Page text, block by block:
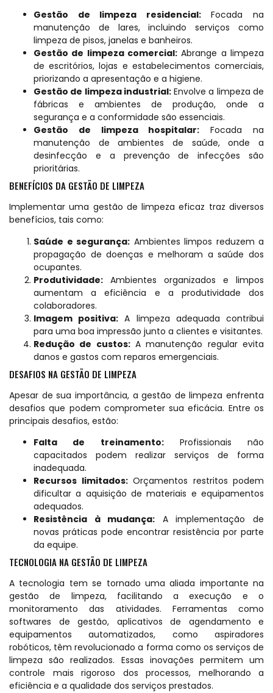
Gestão de limpeza residencial:Focada na
manutenção de lares, incluindo serviços como
limpeza de pisos, janelas e banheiros.
Gestão de limpeza comercial: Abrange a limpeza
de escritórios, lojas e estabelecimentos comerciais,
priorizando a apresentação e a higiene.
Gestão de limpeza industrial:Envolve a limpeza de
fábricas e ambientes de produção, onde a
segurança e a conformidade são essenciais.
Gestão de limpeza hospitalar: Focada na
manutenção de ambientes de saúde, onde a
desinfecção e a prevenção de infecções são
prioritárias.
BENEFÍCIOS DA GESTÃO DE LIMPEZA
Implementar uma gestão de limpeza eficaz traz diversos
benefícios, tais como:
Saúde e segurança: Ambientes limpos reduzem a
propagação de doenças e melhoram a saúde dos
ocupantes.
Produtividade: Ambientes organizados e limpos
aumentam a eficiência e a produtividade dos
colaboradores.
Imagem positiva: A limpeza adequada contribui
para uma boa impressão junto a clientes e visitantes.
Redução de custos:A manutenção regular evita
danos e gastos com reparos emergenciais.
DESAFIOS NA GESTÃO DE LIMPEZA
Apesar de sua importância, a gestão de limpeza enfrenta
desafios que podem comprometer sua eficácia. Entre os
principais desafios, estão:
Falta de treinamento:Profissionais não
capacitados podem realizar serviços de forma
inadequada.
Recursos limitados:Orçamentos restritos podem
dificultar a aquisição de materiais e equipamentos
adequados.
Resistência à mudança: A implementação de
novas práticas pode encontrar resistência por parte
da equipe.
TECNOLOGIA NA GESTÃO DE LIMPEZA
A tecnologia tem se tornado uma aliada importante na
gestão de limpeza, facilitando a execução e o
monitoramento das atividades. Ferramentas como
softwares de gestão, aplicativos de agendamento e
equipamentos automatizados, como aspiradores
robóticos, têm revolucionado a forma como os serviços de
limpeza são realizados. Essas inovações permitem um
controle mais rigoroso dos processos, melhorando a
eficiência e a qualidade dos serviços prestados.